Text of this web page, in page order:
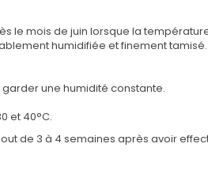
le mois de juin lorsque la
humidifiée et finement tamisé.
une humidité constante.
et 40°C.
de 3 à 4 semaines après avoir